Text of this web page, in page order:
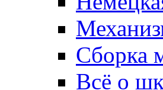
Сборка
Всё о